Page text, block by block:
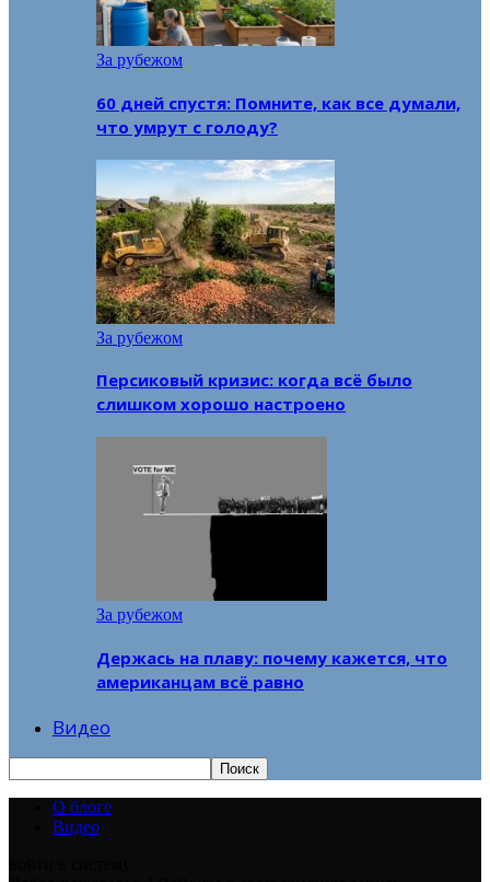
За рубежом
60 дней спустя: Помните, как все думали,
что умрут с голоду?
За рубежом
Персиковый кризис: когда всё было
слишком хорошо настроено
За рубежом
Держась на плаву: почему кажется, что
американцам всё равно
Видео
О блоге
Видео